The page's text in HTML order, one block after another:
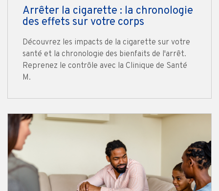
Arrêter la cigarette : la chronologie
des effets sur votre corps
Découvrez les impacts de la cigarette sur votre
santé et la chronologie des bienfaits de l'arrêt.
Reprenez le contrôle avec la Clinique de Santé
M.